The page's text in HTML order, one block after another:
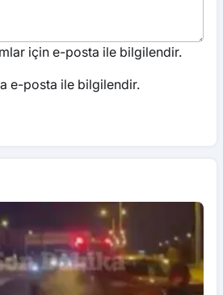
için e-posta ile bilgilendir.
e-posta ile bilgilendir.